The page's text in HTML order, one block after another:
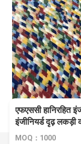
एफएससी हानिरहित
इंजीनियर्ड दृढ़ लकड़ी
MOQ：1000